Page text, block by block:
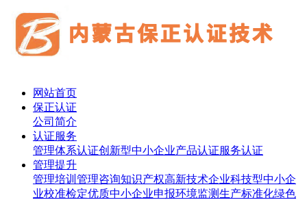
网站首页
保正认证
公司简介
认证服务
管理体系认证创新型中小企业产品认证服务认证
管理提升
管理培训 管理咨询知识产权高新技术企业科技型中小企
业校准检定优质中小企业申报环境监测生产标准化绿色